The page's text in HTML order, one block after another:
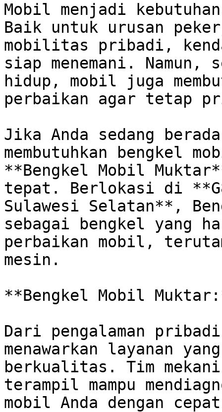
Mobil menjadi
Baik untuk urusan
mobilitas pribadi,
siap menemani.
hidup, mobil juga
perbaikan agar tetap
Jika Anda sedang
membutuhkan bengkel
**Bengkel Mobil
tepat. Berlokasi di
Sulawesi Selatan**,
sebagai bengkel yang
perbaikan mobil,
mesin.
**Bengkel Mobil
Dari pengalaman
menawarkan layanan
berkualitas. Tim
terampil mampu
mobil Anda dengan